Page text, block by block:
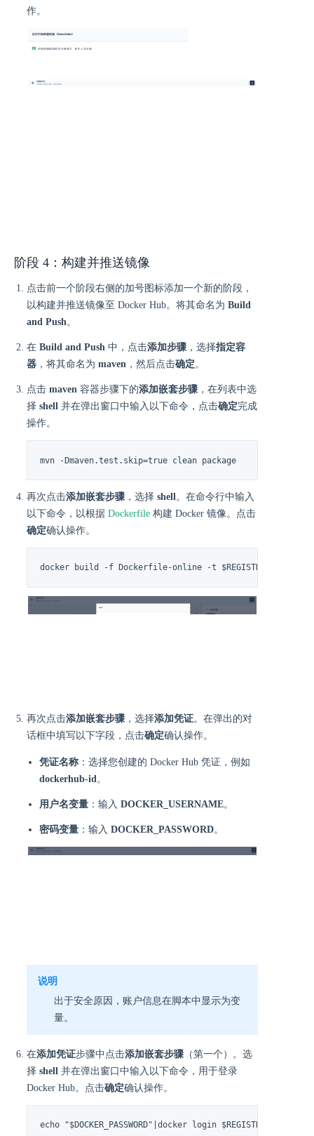
作。
阶段 4：构建并推送镜像
点击前一个阶段右侧的加号图标添加一个新的阶段，
以构建并推送镜像至 Docker Hub。将其命名为 Build
and Push。
在 Build and Push 中，点击添加步骤 ，选择指定容
器 ，将其命名为 maven ，然后点击确定。
点击 maven 容器步骤下的添加嵌套步骤 ，在列表中选
择 shell 并在弹出窗口中输入以下命令，点击确定完成
操作。
mvn -Dmaven.test.skip=true clean package
再次点击添加嵌套步骤 ，选择 shell 。在命令行中输入
以下命令，以根据 Dockerfile 构建 Docker 镜像。点击
确定确认操作。
docker build -f Dockerfile-online -t $REGISTRY/
再次点击添加嵌套步骤 ，选择添加凭证。在弹出的对
话框中填写以下字段，点击确定确认操作。
凭证名称 ：选择您创建的 Docker Hub 凭证，例如
dockerhub-id。
用户名变量 ：输入 DOCKER_USERNAME。
密码变量 ：输入 DOCKER_PASSWORD。
说明
出于安全原因，账户信息在脚本中显示为变
量。
在添加凭证步骤中点击添加嵌套步骤 （第一个）。选
择 shell 并在弹出窗口中输入以下命令，用于登录
Docker Hub。点击确定确认操作。
echo "$DOCKER_PASSWORD"|docker login $REGISTRY -u